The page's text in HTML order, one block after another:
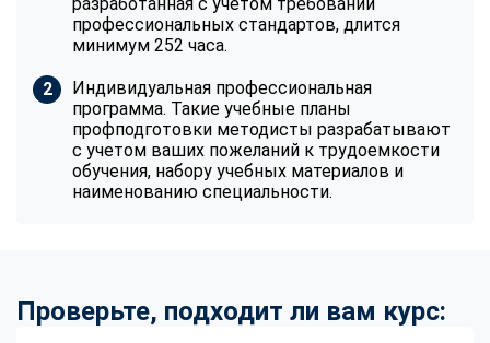
профессиональных стандартов, длится
минимум 252 часа.
Индивидуальная профессиональная
программа. Такие учебные планы
профподготовки методисты разрабатывают
с учетом ваших пожеланий к трудоемкости
обучения, набору учебных материалов и
наименованию специальности.
Проверьте, подходит ли вам курс: